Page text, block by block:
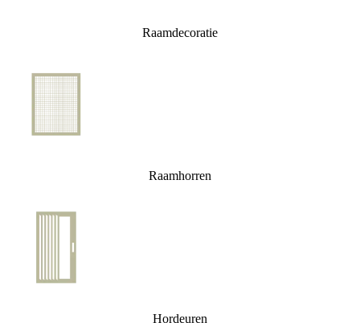
Raamdecoratie
Raamhorren
Hordeuren